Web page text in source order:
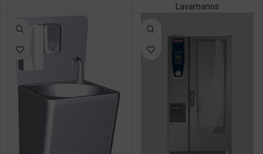
Lavamanos